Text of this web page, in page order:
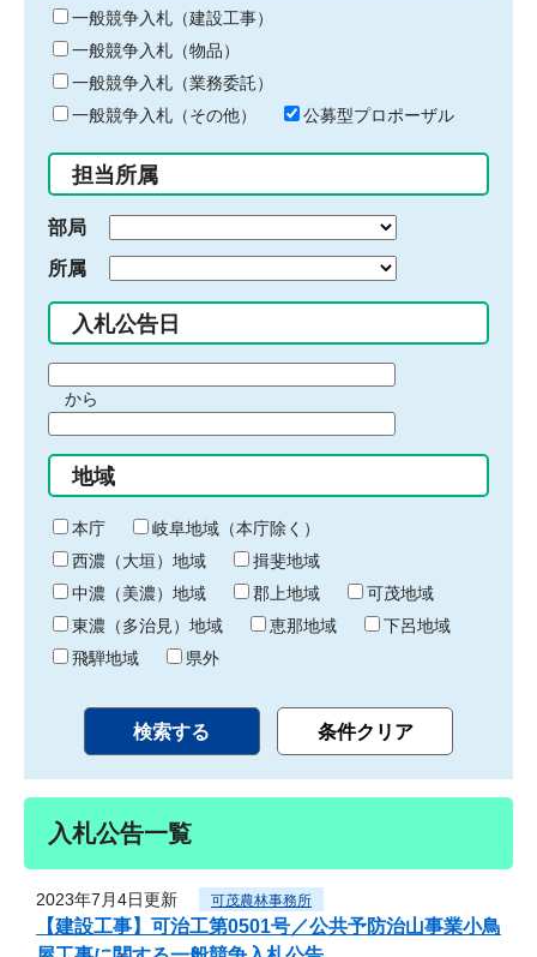
キ
ー
ワ
ー
ド
入
力
一般競争入札（建設工事）
一般競争入札（物品）
一般競争入札（業務委託）
一般競争入札（その他）
公募型プロポーザル
担当所属
部局
所属
入札公告日
間
始
り
から
間
終
わ
り
地域
本庁
岐阜地域（本庁除く）
西濃（大垣）地域
揖斐地域
中濃（美濃）地域
郡上地域
可茂地域
東濃（多治見）地域
恵那地域
下呂地域
飛騨地域
県外
入札公告一覧
2023年7月4日更新 可茂農林事務所
【建設工事】可治工第0501号／公共予防治山事業小鳥